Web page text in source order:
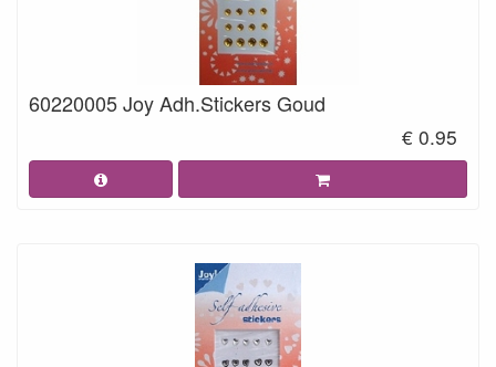
60220005 Joy Adh.Stickers Goud
€ 0.95